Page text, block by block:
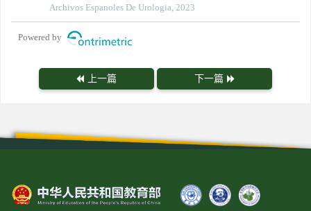
Archivos Espanoles De Urologia, 2023
Powered by
上一篇 下一篇